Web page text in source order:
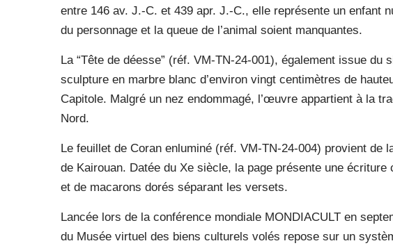
entre 146 av. J.-C. et 439 apr. J.-C., elle représente un enfant
du personnage et la queue de l’animal soient manquantes.
La “Tête de déesse” (réf. VM-TN-24-001), également issue du
sculpture en marbre blanc d’environ vingt centimètres de
Capitole. Malgré un nez endommagé, l’œuvre appartient à la
Nord.
Le feuillet de Coran enluminé (réf. VM-TN-24-004) provient de
de Kairouan. Datée du Xe siècle, la page présente une écriture
et de macarons dorés séparant les versets.
Lancée lors de la conférence mondiale MONDIACULT en
du Musée virtuel des biens culturels volés repose sur un